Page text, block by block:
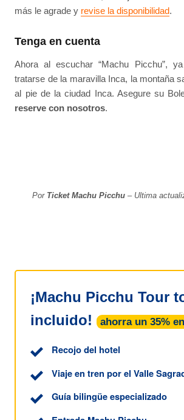
más le agrade y revise la disponibilidad.
Tenga en cuenta
Ahora al escuchar “Machu Picchu”,
tratarse de la maravilla Inca, la montaña
al pie de la ciudad Inca. Asegure su
reserve con nosotros.
Por Ticket Machu Picchu– Ultima
¡Machu Picchu Tour
incluido! ahorra un 35%
Recojo del hotel
Viaje en tren por el Valle
Guía bilingüe especializado